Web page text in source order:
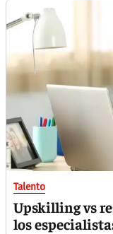
Talento
Upskilling vs
los